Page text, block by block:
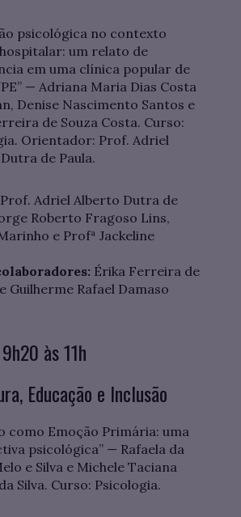
psicológica no contexto
um relato de
em uma clínica popular de
— Adriana Maria Dias Costa
Denise Nascimento Santos e
de Souza Costa. Curso:
Orientador: Prof. Adriel
de Paula.
Adriel Alberto Dutra de
Roberto Fragoso Lins,
e Profª Jackeline
Érika Ferreira de
Guilherme Rafael Damaso
às 11h
Educação e Inclusão
como Emoção Primária: uma
psicológica” — Rafaela da
e Silva e Michele Taciana
Silva. Curso: Psicologia.